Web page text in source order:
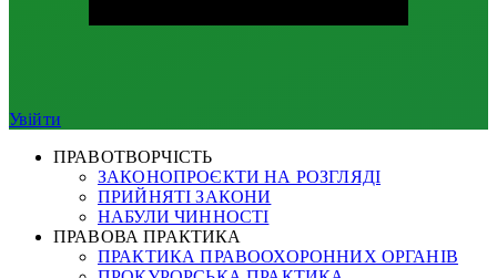
Увійти
ПРАВОТВОРЧІСТЬ
ЗАКОНОПРОЄКТИ НА РОЗГЛЯДІ
ПРИЙНЯТІ ЗАКОНИ
НАБУЛИ ЧИННОСТІ
ПРАВОВА ПРАКТИКА
ПРАКТИКА ПРАВООХОРОННИХ ОРГАНІВ